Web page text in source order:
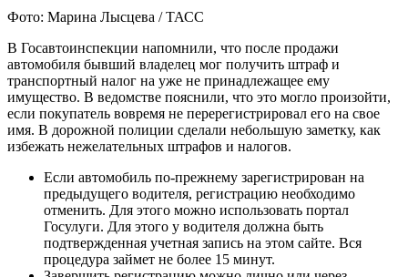
Фото: Марина Лысцева / ТАСС
В Госавтоинспекции напомнили, что после продажи
автомобиля бывший владелец мог получить штраф и
транспортный налог на уже не принадлежащее ему
имущество. В ведомстве пояснили, что это могло произойти,
если покупатель вовремя не перерегистрировал его на свое
имя. В дорожной полиции сделали небольшую заметку, как
избежать нежелательных штрафов и налогов.
Если автомобиль по-прежнему зарегистрирован на
предыдущего водителя, регистрацию необходимо
отменить. Для этого можно использовать портал
Госулуги. Для этого у водителя должна быть
подтвержденная учетная запись на этом сайте. Вся
процедура займет не более 15 минут.